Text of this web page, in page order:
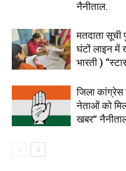
नैनीताल.
मतदाता सूची
घंटों लाइन में
भारती )
जिला
नेताओं को
खबर”